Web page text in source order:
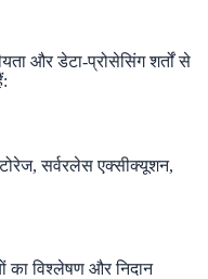
और डेटा-प्रोसेसिंग शर्तों से
सर्वरलेस एक्सीक्यूशन,
का विश्लेषण और निदान